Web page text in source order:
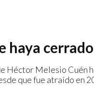
haya cerrado
Héctor Melesio Cuén
que fue atraído en